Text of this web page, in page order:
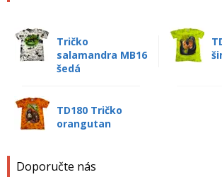
Tričko
salamandra MB16
šedá
TD180 Tričko
orangutan
Doporučte nás